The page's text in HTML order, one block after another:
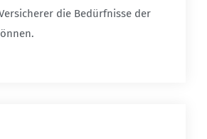
die Bedürfnisse der